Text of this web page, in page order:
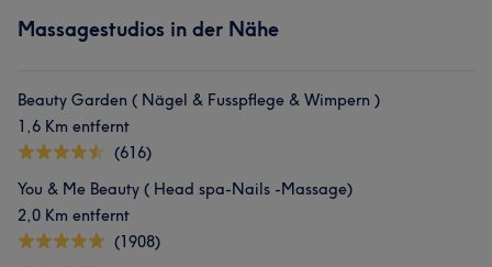
Massagestudios in der Nähe
Beauty Garden ( Nägel & Fusspflege & Wimpern )
1,6 Km entfernt
(616)
You & Me Beauty ( Head spa-Nails -Massage)
2,0 Km entfernt
(1908)